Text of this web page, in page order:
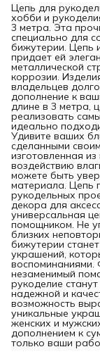
Цепь для
хобби и
3 метра. Эта
специально для
бижутерии. Цепь
придает ей
металлической
коррозии.
владельцев
дополнение к
длине в 3 метра,
реализовать
идеально
Удивите ваших
сделанными
изготовленная
воздействию
можете быть
материала. Цепь
рукодельных
декора для
универсальная
помощником. Не
близких
бижутерии
украшений,
незаменимый
рукоделие
надежной и
возможность
уникальные
женских и
дополнением к
только ваши